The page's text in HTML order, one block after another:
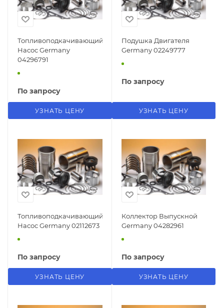
Топливоподкачивающий
Насос Germany
04296791
По запросу
УЗНАТЬ ЦЕНУ
Подушка Двигателя
Germany 02249777
По запросу
УЗНАТЬ ЦЕНУ
Топливоподкачивающий
Насос Germany 02112673
По запросу
УЗНАТЬ ЦЕНУ
Коллектор Выпускной
Germany 04282961
По запросу
УЗНАТЬ ЦЕНУ